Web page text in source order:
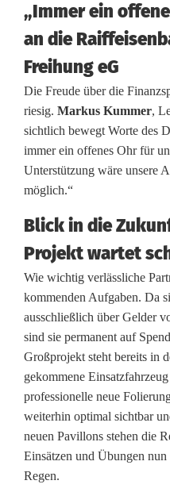
E
u
r
o
a
n
H
e
l
f
e
r
v
o
r
O
„Immer ein
an die
Freihung eG
Die Freude über die
riesig. Markus Kummer,
sichtlich bewegt Worte des
immer ein offenes Ohr für
Unterstützung wäre unsere
möglich.“
Blick in die
Projekt wartet
Wie wichtig verlässliche
kommenden Aufgaben. Da
ausschließlich über Gelder
sind sie permanent auf
Großprojekt steht bereits in
gekommene
professionelle neue
weiterhin optimal sichtbar
neuen Pavillons stehen die
Einsätzen und Übungen
Regen.